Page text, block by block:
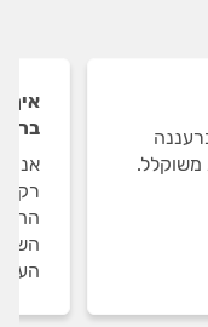
משוקלל.
איך
רק